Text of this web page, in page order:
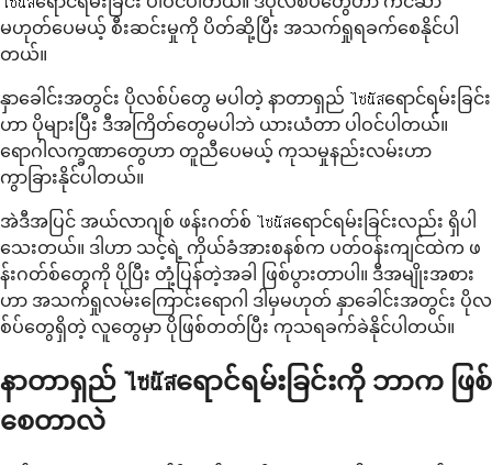
မဟုတ်ပေမယ့် စီးဆင်းမှုကို ပိတ်ဆို့ပြီး အသက်ရှုရခက်စေနိုင်ပါ
တယ်။
နှာခေါင်းအတွင်း ပိုလစ်ပ်တွေ မပါတဲ့ နာတာရှည် ไซนัสရောင်ရမ်းခြင်း
ဟာ ပိုများပြီး ဒီအကြိတ်တွေမပါဘဲ ယားယံတာ ပါဝင်ပါတယ်။
ရောဂါလက္ခဏာတွေဟာ တူညီပေမယ့် ကုသမှုနည်းလမ်းဟာ
ကွာခြားနိုင်ပါတယ်။
အဲဒီအပြင် အယ်လာဂျစ် ဖန်းဂတ်စ် ไซนัสရောင်ရမ်းခြင်းလည်း ရှိပါ
သေးတယ်။ ဒါဟာ သင့်ရဲ့ ကိုယ်ခံအားစနစ်က ပတ်ဝန်းကျင်ထဲက ဖ
န်းဂတ်စ်တွေကို ပိုပြီး တုံ့ပြန်တဲ့အခါ ဖြစ်ပွားတာပါ။ ဒီအမျိုးအစား
ဟာ အသက်ရှုလမ်းကြောင်းရောဂါ ဒါမှမဟုတ် နှာခေါင်းအတွင်း ပိုလ
စ်ပ်တွေရှိတဲ့ လူတွေမှာ ပိုဖြစ်တတ်ပြီး ကုသရခက်ခဲနိုင်ပါတယ်။
နာတာရှည် ไซนัสရောင်ရမ်းခြင်းကို ဘာက ဖြစ်
စေတာလဲ